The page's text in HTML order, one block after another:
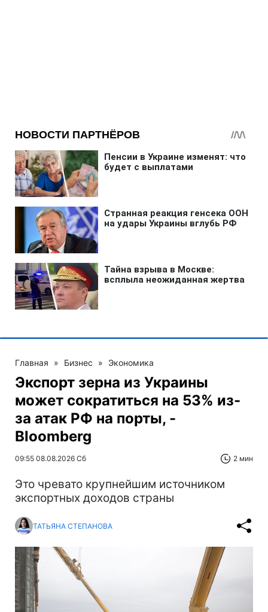
Главная » Бизнес » Экономика
Экспорт зерна из Украины
может сократиться на 53% из-
за атак РФ на порты, -
Bloomberg
09:55 08.08.2026 Сб 2 мин
Это чревато крупнейшим источником
экспортных доходов страны
ТАТЬЯНА СТЕПАНОВА